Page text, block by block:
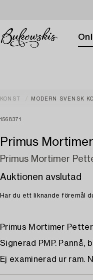
KONST MODERN SVENSK
1568371
Primus
Primus Mortimer
Auktionen avslutad
Har du ett liknande föremål
Primus Mortimer
Signerad PMP. Pannå,
Ej examinerad ur ram.